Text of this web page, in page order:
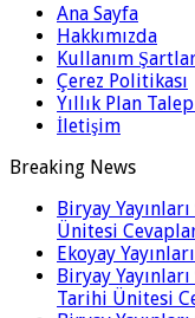
Ana Sayfa
Hakkımızda
Kullanım
Çerez Politikası
Yıllık Plan
İletişim
Breaking News
Biryay
Ünitesi
Ekoyay
Biryay
Tarihi Ünitesi